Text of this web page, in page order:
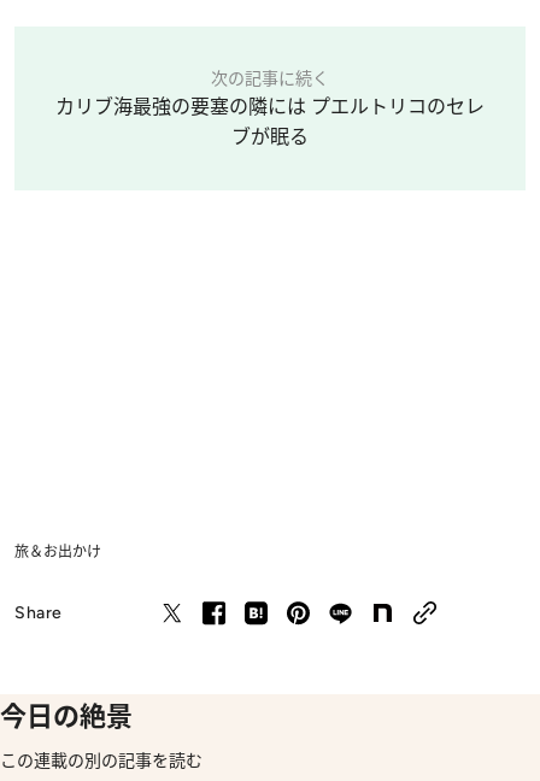
次の記事に続く
カリブ海最強の要塞の隣には プエルトリコのセレ
ブが眠る
旅＆お出かけ
Share
今日の絶景
この連載の別の記事を読む